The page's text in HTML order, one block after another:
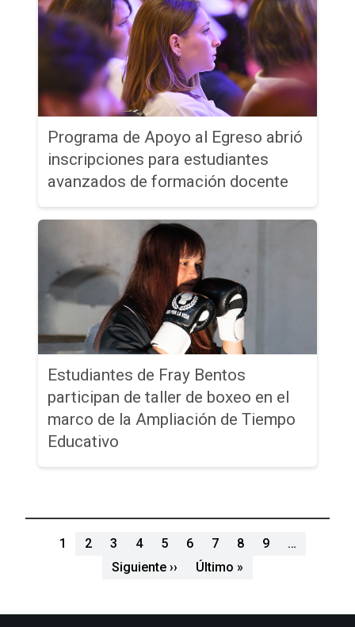
Programa de Apoyo al Egreso abrió
inscripciones para estudiantes
avanzados de formación docente
Estudiantes de Fray Bentos
participan de taller de boxeo en el
marco de la Ampliación de Tiempo
Educativo
Paginación
1 2 3 4 5 6 7 8 9
…
Siguiente ››Siguiente página
Último »Última página